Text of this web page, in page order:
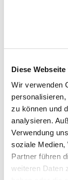
Diese
Wir verwenden
zu können und
analysieren.
Verwendung
soziale Medien,
Partner führen
weiteren Daten
Durchführung
sie laufend an,
Das Ergebnis
alle
das konkret